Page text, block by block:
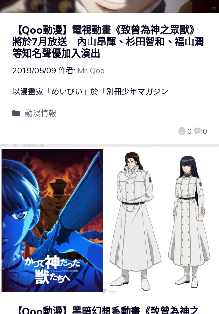
【Qoo動漫】電視動畫《致曾為神之眾獸》
將於7月放送 內山昂輝、杉田智和、福山潤
等知名聲優加入演出
2019/05/09 作者: Mr. Qoo
0 0
以漫畫家「めいびい」於「別冊少年マガジン
動漫情報
【Qoo動漫】黑暗幻想系動畫《致曾為神之